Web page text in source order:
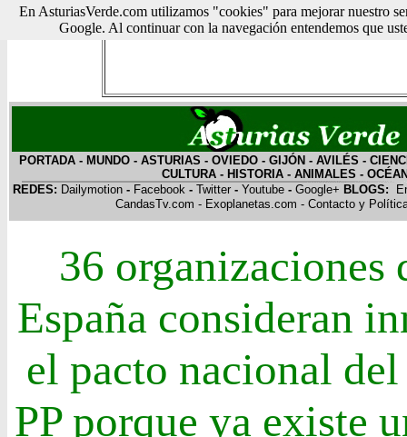
PORTADA - MUNDO - ASTURIAS - OVIEDO - GIJÓN - AVILÉS -
CULTURA- HISTORIA- ANIMALES -
REDES: Dailymotion- Facebook- Twitter- Youtube- Google+ BLOGS:
CandasTv.com - Exoplanetas.com - Contacto y
36 organizaciones
España consideran
el pacto nacional
PP porque ya existe
En AsturiasVerde.com utilizamos "cookies" para mejorar nuestro
Google. Al continuar con la navegación entendemos que